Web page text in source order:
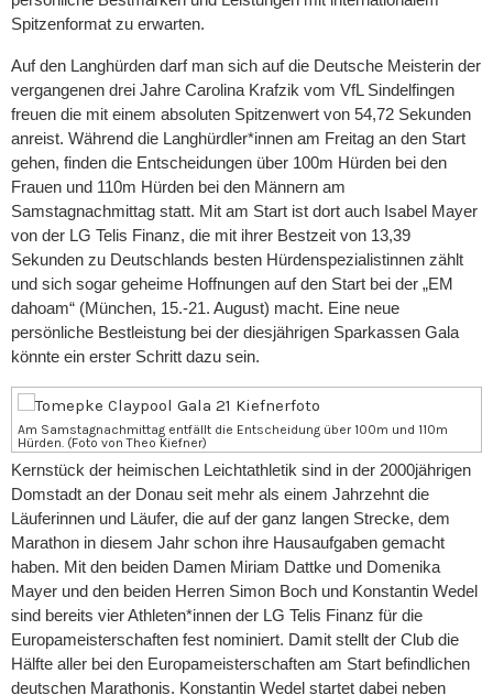
Spitzenformat zu erwarten.
Auf den Langhürden darf man sich auf die Deutsche Meisterin der
vergangenen drei Jahre Carolina Krafzik vom VfL Sindelfingen
freuen die mit einem absoluten Spitzenwert von 54,72 Sekunden
anreist. Während die Langhürdler*innen am Freitag an den Start
gehen, finden die Entscheidungen über 100m Hürden bei den
Frauen und 110m Hürden bei den Männern am
Samstagnachmittag statt. Mit am Start ist dort auch Isabel Mayer
von der LG Telis Finanz, die mit ihrer Bestzeit von 13,39
Sekunden zu Deutschlands besten Hürdenspezialistinnen zählt
und sich sogar geheime Hoffnungen auf den Start bei der „EM
dahoam“ (München, 15.-21. August) macht. Eine neue
persönliche Bestleistung bei der diesjährigen Sparkassen Gala
könnte ein erster Schritt dazu sein.
Am Samstagnachmittag entfällt die Entscheidung über 100m und 110m
Hürden. (Foto von Theo Kiefner)
Kernstück der heimischen Leichtathletik sind in der 2000jährigen
Domstadt an der Donau seit mehr als einem Jahrzehnt die
Läuferinnen und Läufer, die auf der ganz langen Strecke, dem
Marathon in diesem Jahr schon ihre Hausaufgaben gemacht
haben. Mit den beiden Damen Miriam Dattke und Domenika
Mayer und den beiden Herren Simon Boch und Konstantin Wedel
sind bereits vier Athleten*innen der LG Telis Finanz für die
Europameisterschaften fest nominiert. Damit stellt der Club die
Hälfte aller bei den Europameisterschaften am Start befindlichen
deutschen Marathonis. Konstantin Wedel startet dabei neben